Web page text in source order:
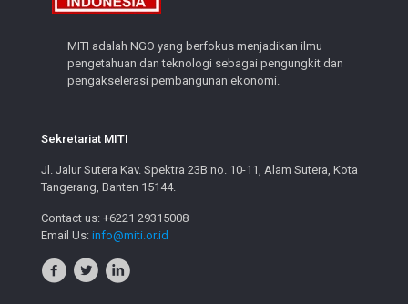
MITI adalah NGO yang berfokus menjadikan ilmu
pengetahuan dan teknologi sebagai pengungkit dan
pengakselerasi pembangunan ekonomi.
Sekretariat MITI
Jl. Jalur Sutera Kav. Spektra 23B no. 10-11, Alam Sutera, Kota
Tangerang, Banten 15144.
Contact us: +6221 29315008
Email Us: info@miti.or.id